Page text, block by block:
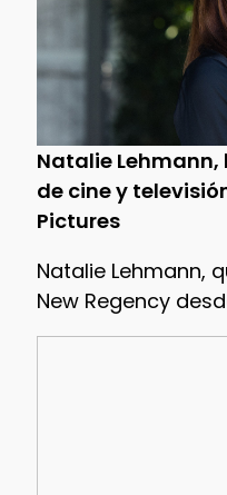
Natalie
de cine y
Pictures
Natalie Lehmann,
New Regency